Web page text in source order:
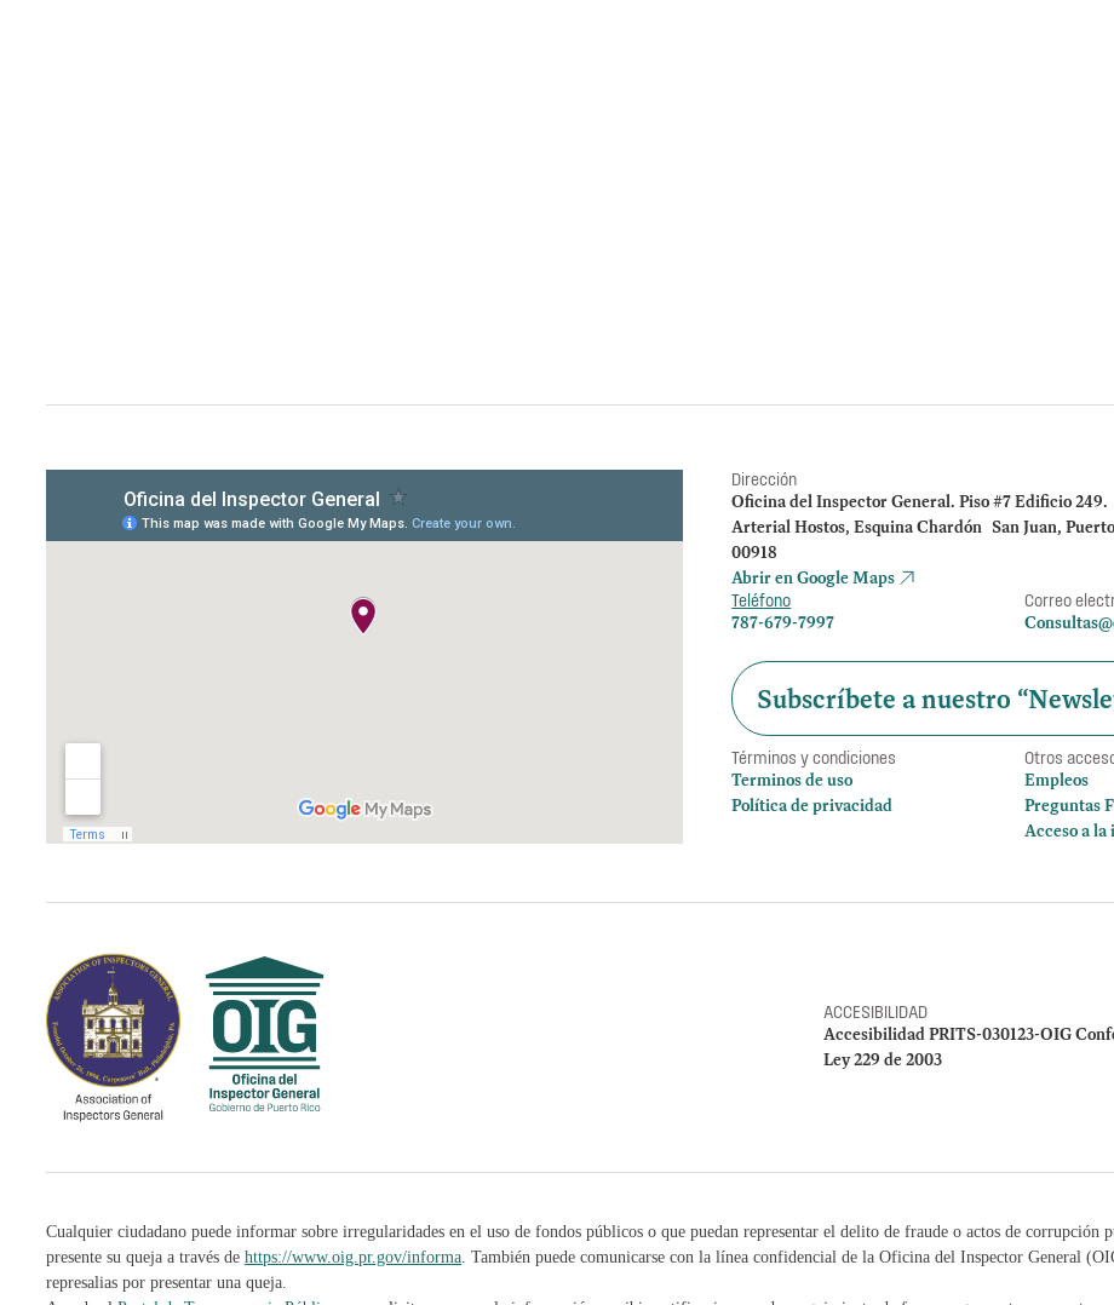
Dirección
Oficina del Inspector General. Piso #7 Edificio 249.
Arterial Hostos, Esquina Chardón San Juan,
00918
Abrir en Google Maps
Teléfono
787-679-7997
Correo
Subscríbete a nuestro
Términos y condiciones
Terminos de uso
Política de privacidad
Otros
Empleos
Preguntas
Acceso a
ACCESIBILIDAD
Accesibilidad PRITS-030123-OIG
Ley 229 de 2003
Cualquier ciudadano puede informar sobre irregularidades en el uso de fondos públicos o que puedan representar el delito de fraude o actos de
presente su queja a través de https://www.oig.pr.gov/informa. También puede comunicarse con la línea confidencial de la Oficina del Inspector General
represalias por presentar una queja.